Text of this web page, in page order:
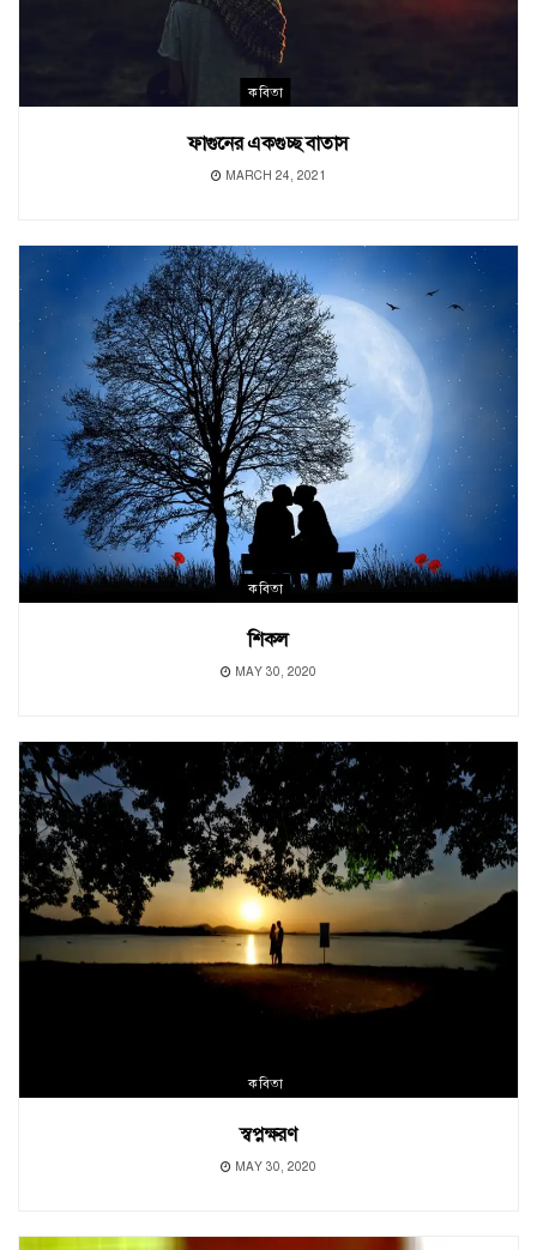
কবিতা
ফাগুনের একগুচ্ছ বাতাস
MARCH 24, 2021
কবিতা
শিকল
MAY 30, 2020
কবিতা
স্বপ্নক্ষরণ
MAY 30, 2020